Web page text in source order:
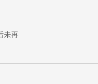
未再